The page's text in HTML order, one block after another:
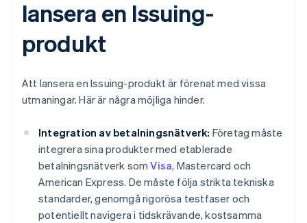
lansera en Issuing-
produkt
Att lansera en Issuing-produkt är förenat med vissa
utmaningar. Här är några möjliga hinder.
Integration av betalningsnätverk: Företag måste
integrera sina produkter med etablerade
betalningsnätverk somVisa, Mastercard och
American Express. De måste följa strikta tekniska
standarder, genomgå rigorösa testfaser och
potentiellt navigera i tidskrävande, kostsamma